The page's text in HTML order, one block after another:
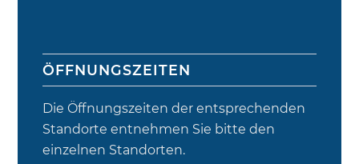
ÖFFNUNGSZEITEN
Die Öffnungszeiten der entsprechenden
Standorte entnehmen Sie bitte den
einzelnen Standorten.